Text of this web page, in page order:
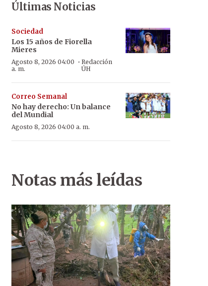
Últimas Noticias
Sociedad
Los 15 años de Fiorella
Mieres
Agosto 8, 2026 04:00
a. m.
· Redacción
ÚH
Correo Semanal
No hay derecho: Un balance
del Mundial
Agosto 8, 2026 04:00 a. m.
Notas más leídas